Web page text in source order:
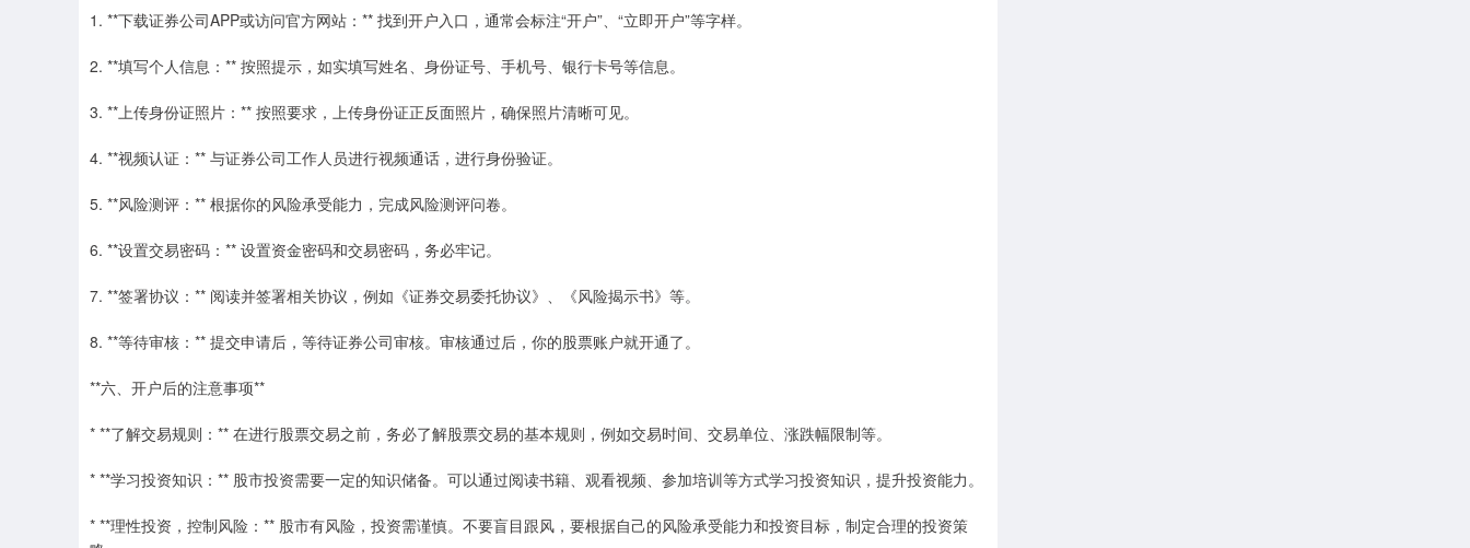
1. **下载证券公司APP或访问官方网站：** 找到开户入口，通常会标注“开户”、“立即开户”等字样。
2. **填写个人信息：** 按照提示，如实填写姓名、身份证号、手机号、银行卡号等信息。
3. **上传身份证照片：** 按照要求，上传身份证正反面照片，确保照片清晰可见。
4. **视频认证：** 与证券公司工作人员进行视频通话，进行身份验证。
5. **风险测评：** 根据你的风险承受能力，完成风险测评问卷。
6. **设置交易密码：** 设置资金密码和交易密码，务必牢记。
7. **签署协议：** 阅读并签署相关协议，例如《证券交易委托协议》、《风险揭示书》等。
8. **等待审核：** 提交申请后，等待证券公司审核。审核通过后，你的股票账户就开通了。
**六、开户后的注意事项**
* **了解交易规则：** 在进行股票交易之前，务必了解股票交易的基本规则，例如交易时间、交易单位、涨跌幅限制等。
* **学习投资知识：** 股市投资需要一定的知识储备。可以通过阅读书籍、观看视频、参加培训等方式学习投资知识，提升投资能力。
* **理性投资，控制风险：** 股市有风险，投资需谨慎。不要盲目跟风，要根据自己的风险承受能力和投资目标，制定合理的投资策